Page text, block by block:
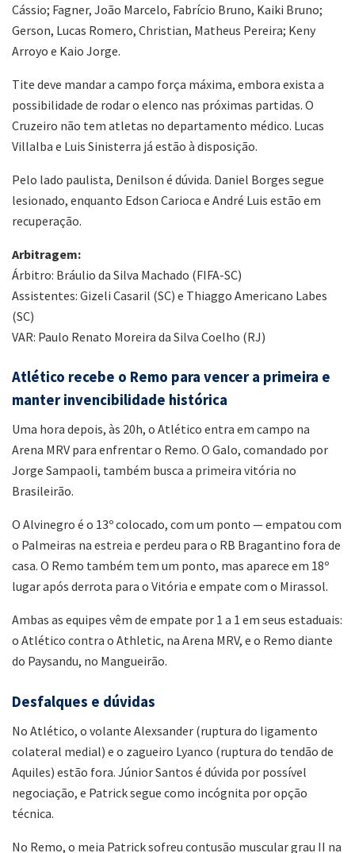
Cássio; Fagner, João Marcelo, Fabrício Bruno, Kaiki Bruno;
Gerson, Lucas Romero, Christian, Matheus Pereira; Keny
Arroyo e Kaio Jorge.
Tite deve mandar a campo força máxima, embora exista a
possibilidade de rodar o elenco nas próximas partidas. O
Cruzeiro não tem atletas no departamento médico. Lucas
Villalba e Luis Sinisterra já estão à disposição.
Pelo lado paulista, Denilson é dúvida. Daniel Borges segue
lesionado, enquanto Edson Carioca e André Luis estão em
recuperação.
Arbitragem:
Árbitro: Bráulio da Silva Machado (FIFA-SC)
Assistentes: Gizeli Casaril (SC) e Thiaggo Americano Labes
(SC)
VAR: Paulo Renato Moreira da Silva Coelho (RJ)
Atlético recebe o Remo para vencer a primeira e
manter invencibilidade histórica
Uma hora depois, às 20h, o Atlético entra em campo na
Arena MRV para enfrentar o Remo. O Galo, comandado por
Jorge Sampaoli, também busca a primeira vitória no
Brasileirão.
O Alvinegro é o 13º colocado, com um ponto — empatou com
o Palmeiras na estreia e perdeu para o RB Bragantino fora de
casa. O Remo também tem um ponto, mas aparece em 18º
lugar após derrota para o Vitória e empate com o Mirassol.
Ambas as equipes vêm de empate por 1 a 1 em seus estaduais:
o Atlético contra o Athletic, na Arena MRV, e o Remo diante
do Paysandu, no Mangueirão.
Desfalques e dúvidas
No Atlético, o volante Alexsander (ruptura do ligamento
colateral medial) e o zagueiro Lyanco (ruptura do tendão de
Aquiles) estão fora. Júnior Santos é dúvida por possível
negociação, e Patrick segue como incógnita por opção
técnica.
No Remo, o meia Patrick sofreu contusão muscular grau II na